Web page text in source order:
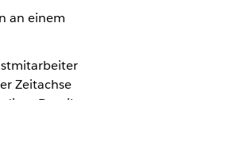
an einem
Zeitachse
Details